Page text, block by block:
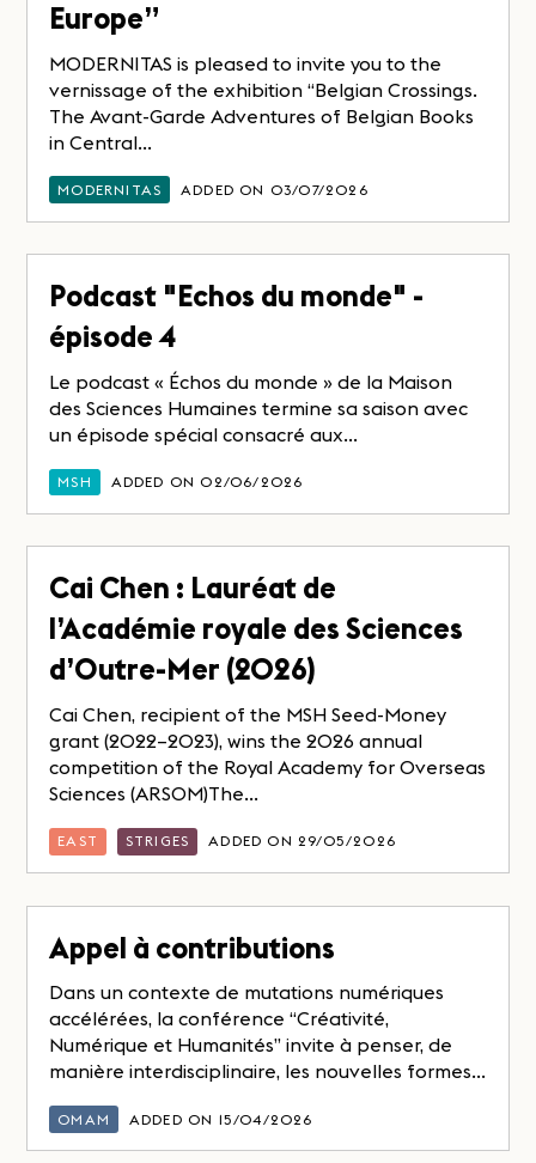
Europe”
MODERNITAS is pleased to invite you to the
vernissage of the exhibition “Belgian Crossings.
The Avant-Garde Adventures of Belgian Books
in Central...
MODERNITAS ADDED ON 03/07/2026
Podcast "Echos du monde" -
épisode 4
Le podcast « Échos du monde » de la Maison
des Sciences Humaines termine sa saison avec
un épisode spécial consacré aux...
MSH ADDED ON 02/06/2026
Cai Chen : Lauréat de
l’Académie royale des Sciences
d’Outre-Mer (2026)
Cai Chen, recipient of the MSH Seed-Money
grant (2022–2023), wins the 2026 annual
competition of the Royal Academy for Overseas
Sciences (ARSOM)The...
EAST STRIGES ADDED ON 29/05/2026
Appel à contributions
Dans un contexte de mutations numériques
accélérées, la conférence “Créativité,
Numérique et Humanités” invite à penser, de
manière interdisciplinaire, les nouvelles formes...
OMAM ADDED ON 15/04/2026